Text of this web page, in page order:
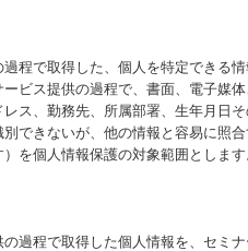
程で取得した、個人を特定できる情
ビス提供の過程で、書面、電子媒
ス、勤務先、所属部署、生年月日
できないが、他の情報と容易に照
を個人情報保護の対象範囲とします
過程で取得した個人情報を、セミ